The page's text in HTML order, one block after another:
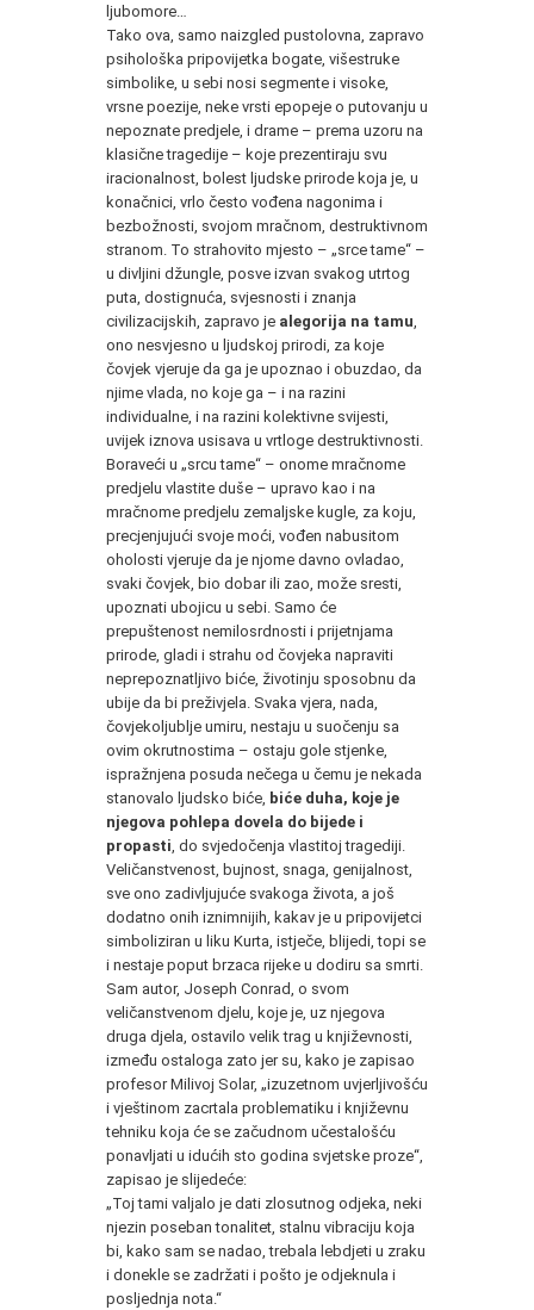
ljubomore…
Tako ova, samo naizgled pustolovna, zapravo
psihološka pripovijetka bogate, višestruke
simbolike, u sebi nosi segmente i visoke,
vrsne poezije, neke vrsti epopeje o putovanju u
nepoznate predjele, i drame – prema uzoru na
klasične tragedije – koje prezentiraju svu
iracionalnost, bolest ljudske prirode koja je, u
konačnici, vrlo često vođena nagonima i
bezbožnosti, svojom mračnom, destruktivnom
stranom. To strahovito mjesto – „srce tame“ –
u divljini džungle, posve izvan svakog utrtog
puta, dostignuća, svjesnosti i znanja
civilizacijskih, zapravo je alegorija na tamu
ono nesvjesno u ljudskoj prirodi, za koje
čovjek vjeruje da ga je upoznao i obuzdao, da
njime vlada, no koje ga – i na razini
individualne, i na razini kolektivne svijesti,
uvijek iznova usisava u vrtloge destruktivnosti.
Boraveći u „srcu tame“ – onome mračnome
predjelu vlastite duše – upravo kao i na
mračnome predjelu zemaljske kugle, za koju,
precjenjujući svoje moći, vođen nabusitom
oholosti vjeruje da je njome davno ovladao,
svaki čovjek, bio dobar ili zao, može sresti,
upoznati ubojicu u sebi. Samo će
prepuštenost nemilosrdnosti i prijetnjama
prirode, gladi i strahu od čovjeka napraviti
neprepoznatljivo biće, životinju sposobnu da
ubije da bi preživjela. Svaka vjera, nada,
čovjekoljublje umiru, nestaju u suočenju sa
ovim okrutnostima – ostaju gole stjenke,
ispražnjena posuda nečega u čemu je nekada
stanovalo ljudsko biće, biće duha, koje je
njegova pohlepa dovela do bijede i
propasti , do svjedočenja vlastitoj tragediji.
Veličanstvenost, bujnost, snaga, genijalnost,
sve ono zadivljujuće svakoga života, a još
dodatno onih iznimnijih, kakav je u pripovijetci
simboliziran u liku Kurta, istječe, blijedi, topi se
i nestaje poput brzaca rijeke u dodiru sa smrti.
Sam autor, Joseph Conrad, o svom
veličanstvenom djelu, koje je, uz njegova
druga djela, ostavilo velik trag u književnosti,
između ostaloga zato jer su, kako je zapisao
profesor Milivoj Solar, „izuzetnom uvjerljivošću
i vještinom zacrtala problematiku i književnu
tehniku koja će se začudnom učestalošću
ponavljati u idućih sto godina svjetske proze“,
zapisao je slijedeće:
„Toj tami valjalo je dati zlosutnog odjeka, neki
njezin poseban tonalitet, stalnu vibraciju koja
bi, kako sam se nadao, trebala lebdjeti u zraku
i donekle se zadržati i pošto je odjeknula i
posljednja nota.“